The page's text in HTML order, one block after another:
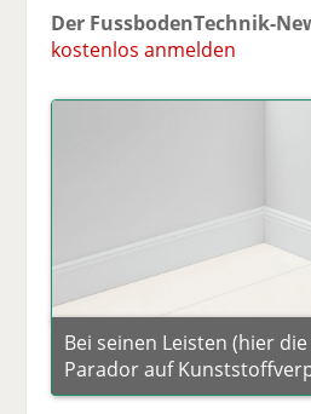
Der FussbodenTechnik-
kostenlos anmelden
Bei seinen Leisten (hier
Parador auf